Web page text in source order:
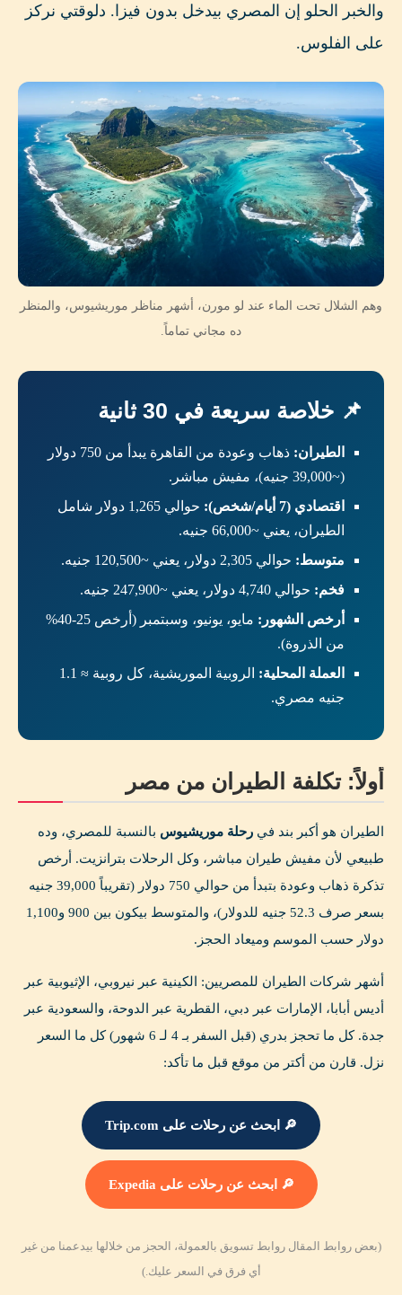
والخبر الحلو إن المصري بيدخل بدون فيزا. دلوقتي نركز
على الفلوس.
وهم الشلال تحت الماء عند لو مورن، أشهر مناظر موريشيوس، والمنظر
ده مجاني تماماً.
📌 خلاصة سريعة في 30 ثانية
الطيران:
ذهاب وعودة من القاهرة يبدأ من 750 دولار
(~39,000 جنيه)، مفيش مباشر.
اقتصادي (7 أيام/شخص):
حوالي 1,265 دولار شامل
الطيران، يعني ~66,000 جنيه.
متوسط: حوالي 2,305 دولار، يعني ~120,500 جنيه.
فخم: حوالي 4,740 دولار، يعني ~247,900 جنيه.
أرخص الشهور:
مايو، يونيو، وسبتمبر (أرخص 25-40%
من الذروة).
العملة المحلية:
الروبية الموريشية، كل روبية ≈ 1.1
جنيه مصري.
أولاً: تكلفة الطيران من مصر
الطيران هو أكبر بند في رحلة موريشيوس بالنسبة للمصري، وده
طبيعي لأن مفيش طيران مباشر، وكل الرحلات بترانزيت. أرخص
تذكرة ذهاب وعودة بتبدأ من حوالي 750 دولار (تقريباً 39,000 جنيه
بسعر صرف 52.3 جنيه للدولار)، والمتوسط بيكون بين 900 و1,100
دولار حسب الموسم وميعاد الحجز.
أشهر شركات الطيران للمصريين: الكينية عبر نيروبي، الإثيوبية عبر
أديس أبابا، الإمارات عبر دبي، القطرية عبر الدوحة، والسعودية عبر
جدة. كل ما تحجز بدري (قبل السفر بـ 4 لـ 6 شهور) كل ما السعر
نزل. قارن من أكتر من موقع قبل ما تأكد:
🔎 ابحث عن رحلات على Trip.com
🔎 ابحث عن رحلات على Expedia
(بعض روابط المقال روابط تسويق بالعمولة، الحجز من خلالها بيدعمنا من غير
أي فرق في السعر عليك.)